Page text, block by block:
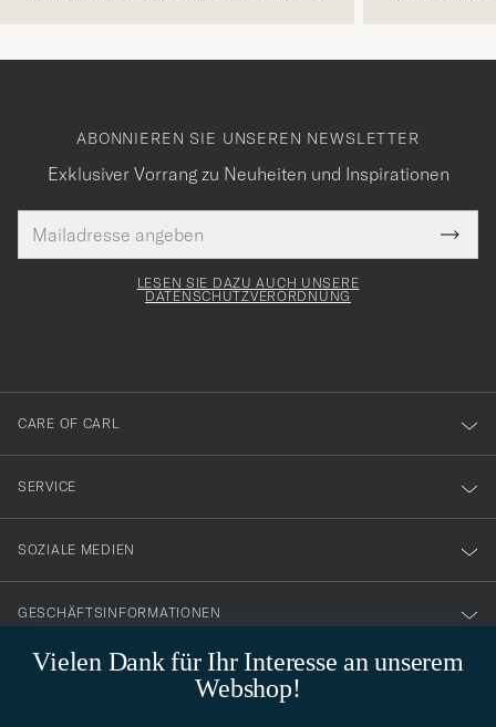
Vielen Dank für Ihr Interesse an unserem
Webshop!
ABONNIEREN SIE UNSEREN NEWSLETTER
Exklusiver Vorrang zu Neuheiten und Inspirationen
Mail
Adresse
Tack
för
dig
till
vårt
nyhetsbrev!
LESEN SIE DAZU AUCH UNSERE
DATENSCHUTZVERORDNUNG
CARE OF CARL
SERVICE
SOZIALE MEDIEN
GESCHÄFTSINFORMATIONEN